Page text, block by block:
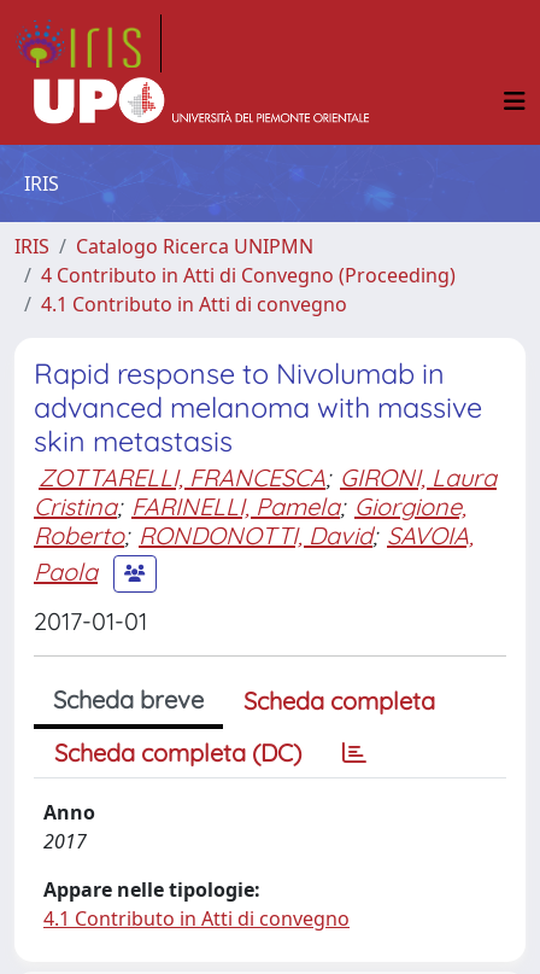
IRIS
IRIS
Catalogo Ricerca UNIPMN
4 Contributo in Atti di Convegno (Proceeding)
4.1 Contributo in Atti di convegno
Rapid response to Nivolumab in
advanced melanoma with massive
skin metastasis
ZOTTARELLI, FRANCESCA; GIRONI, Laura
Cristina; FARINELLI, Pamela; Giorgione,
Roberto; RONDONOTTI, David; SAVOIA,
Paola
2017-01-01
Scheda breve
Scheda completa
Scheda completa (DC)
Anno
2017
Appare nelle tipologie:
4.1 Contributo in Atti di convegno